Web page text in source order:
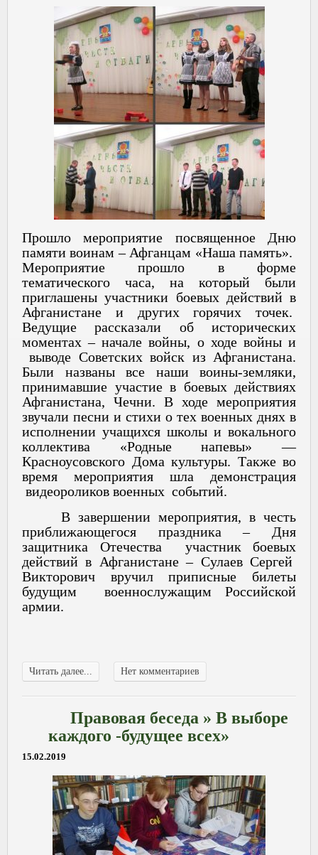
Прошло мероприятие посвященное Дню
памяти воинам – Афганцам «Наша память».
Мероприятие прошло в форме
тематического часа, на который были
приглашены участники боевых действий в
Афганистане и других горячих точек.
Ведущие рассказали об исторических
моментах – начале войны, о ходе войны и
выводе Советских войск из Афганистана.
Были названы все наши воины-земляки,
принимавшие участие в боевых действиях
Афганистана, Чечни. В ходе мероприятия
звучали песни и стихи о тех военных днях в
исполнении учащихся школы и вокального
коллектива «Родные напевы» —
Красноусовского Дома культуры. Также во
время мероприятия шла демонстрация
видеороликов военных событий.
В завершении мероприятия, в честь
приближающегося праздника – Дня
защитника Отечества участник боевых
действий в Афганистане – Сулаев Сергей
Викторович вручил приписные билеты
будущим военнослужащим Российской
армии.
Читать далее... Нет комментариев
Правовая беседа » В выборе
каждого -будущее всех»
15.02.2019